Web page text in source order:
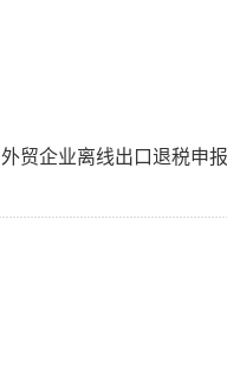
外贸企业离线出口退税申